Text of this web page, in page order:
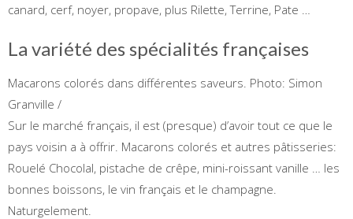
canard, cerf, noyer, propave, plus Rilette, Terrine, Pate …
La variété des spécialités françaises
Macarons colorés dans différentes saveurs. Photo: Simon
Granville /
Sur le marché français, il est (presque) d’avoir tout ce que le
pays voisin a à offrir. Macarons colorés et autres pâtisseries:
Rouelé Chocolal, pistache de crêpe, mini-roissant vanille … les
bonnes boissons, le vin français et le champagne.
Naturgelement.